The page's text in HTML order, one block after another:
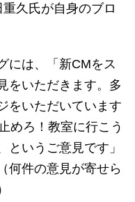
久氏が自身のブロ
には、「新CMをス
をいただきます。多
をいただいています
めろ！教室に行こう
というご意見です」
何件の意見が寄せら